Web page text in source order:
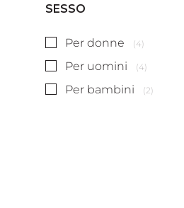
SESSO
Per donne (4)
Per uomini (4)
Per bambini (2)